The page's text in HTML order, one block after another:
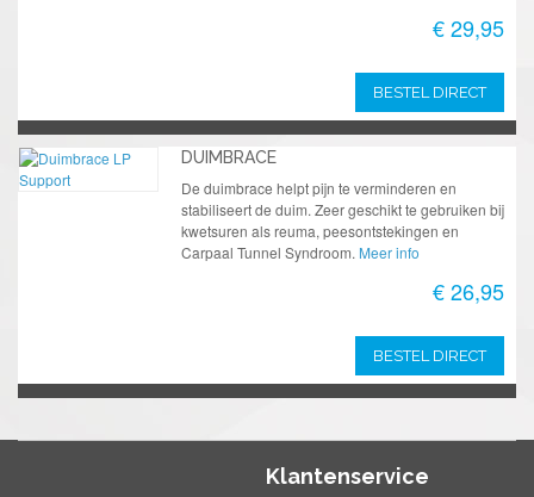
€ 29,95
BESTEL DIRECT
DUIMBRACE
De duimbrace helpt pijn te verminderen en
stabiliseert de duim. Zeer geschikt te gebruiken bij
kwetsuren als reuma, peesontstekingen en
Carpaal Tunnel Syndroom. Meer info
€ 26,95
BESTEL DIRECT
Klantenservice